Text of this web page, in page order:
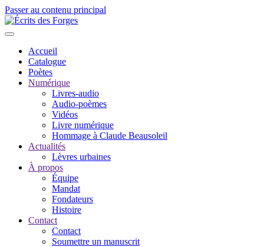
Passer au contenu principal
Accueil
Catalogue
Poètes
Numérique
Livres-audio
Audio-poèmes
Vidéos
Livre numérique
Hommage à Claude Beausoleil
Actualités
Lèvres urbaines
À propos
Équipe
Mandat
Fondateurs
Histoire
Contact
Contact
Soumettre un manuscrit